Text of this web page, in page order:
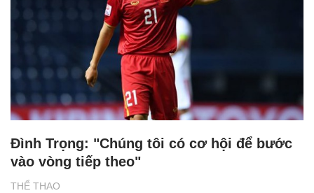
THỂ THAO
Đình Trọng: "Chúng tôi có cơ hội để bước
vào vòng tiếp theo"